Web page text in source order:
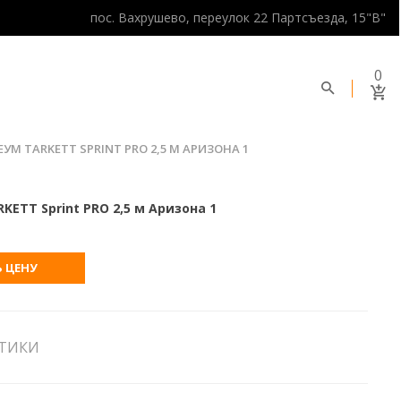
пос. Вахрушево, переулок 22 Партсъезда, 15"В"
0
TARKETT SPRINT PRO 2,5 М АРИЗОНА 1
Sprint PRO 2,5 м Аризона 1
ЦЕНУ